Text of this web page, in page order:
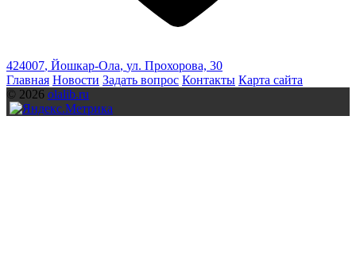
424007, Йошкар-Ола, ул. Прохорова, 30
Главная Новости Задать вопрос Контакты Карта сайта
© 2026 olalib.ru